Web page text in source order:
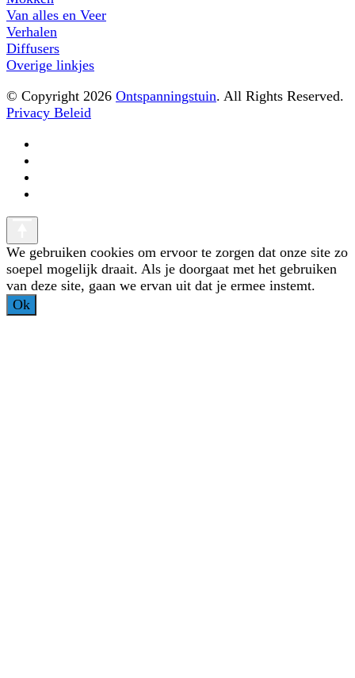
Van alles en Veer
Verhalen
Diffusers
Overige linkjes
© Copyright 2026 Ontspanningstuin. All Rights Reserved.
Privacy Beleid
We gebruiken cookies om ervoor te zorgen dat onze site zo
soepel mogelijk draait. Als je doorgaat met het gebruiken
van deze site, gaan we ervan uit dat je ermee instemt.
Ok